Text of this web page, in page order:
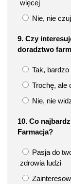
więcej
Nie, nie
9. Czy
doradztwo
Tak, bardzo
Trochę, ale
Nie, nie
10. Co
Farmacja?
Pasja do
zdrowia ludzi